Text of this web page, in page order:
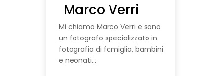
Marco Verri
Mi chiamo Marco Verri e sono
un fotografo specializzato in
fotografia di famiglia, bambini
e neonati...